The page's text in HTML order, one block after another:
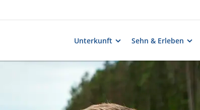
Unterkunft Sehn & Erleben